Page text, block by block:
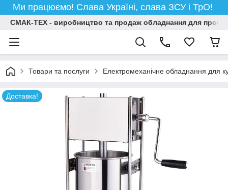
Ми працюємо! Слава Україні, слава ЗСУ і ТрО!
СМАК-ТЕХ - виробництво та продаж обладнання для
Товари та послуги Електромеханічне обладнання для
Доставка!